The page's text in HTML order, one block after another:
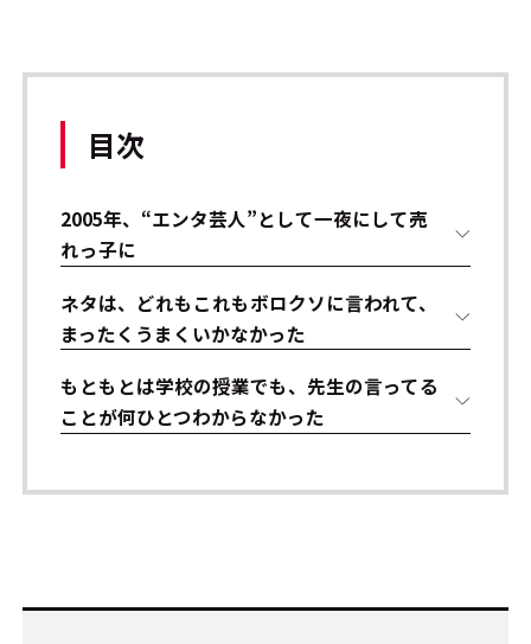
目次
2005年、“エンタ芸人”として一夜にして売
れっ子に
ネタは、どれもこれもボロクソに言われて、
まったくうまくいかなかった
もともとは学校の授業でも、先生の言ってる
ことが何ひとつわからなかった